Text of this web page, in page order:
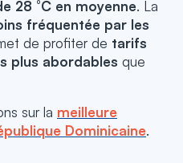
28 °C en moyenne. La
fréquentée par les
de profiter de tarifs
plus abordables que
sur la meilleure
Dominicaine.